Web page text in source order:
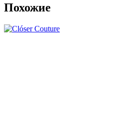
Похожие